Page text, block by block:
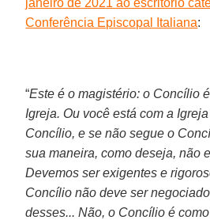
Conferência Episcopal Italiana:
“Este é o magistério: o Concílio
Igreja. Ou você está com a
Concílio, e se não segue o
sua maneira, como deseja, não
Devemos ser exigentes e
Concílio não deve ser
desses... Não, o Concílio é